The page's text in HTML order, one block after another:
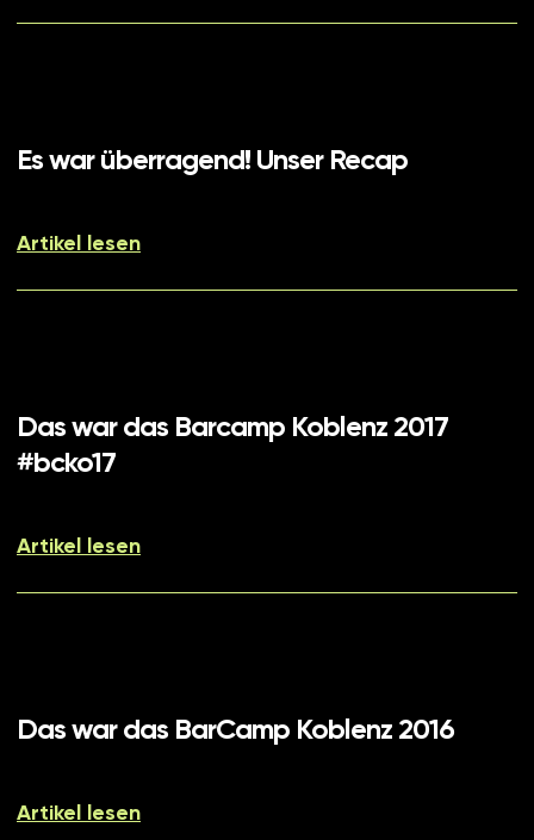
Es war überragend! Unser Recap
Artikel lesen
Das war das Barcamp Koblenz 2017
#bcko17
Artikel lesen
Das war das BarCamp Koblenz 2016
Artikel lesen